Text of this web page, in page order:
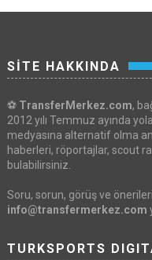
SİTE HAKKINDA
⚽ TransferMerkez.com,
2012 yılı Temmuz ayında
medyasına alternatif olma
haberleri, röportajlar, scout
bulabilirsiniz.
Soru, sorun, görüş ve
info@transfermerkez.com
TURKSPORTS